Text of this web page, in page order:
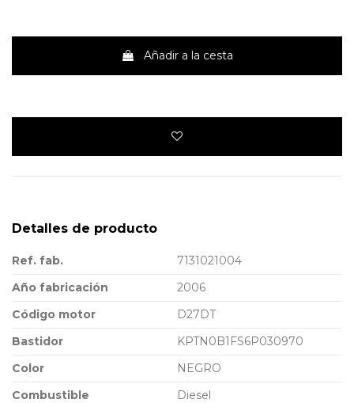
Añadir a la cesta
Detalles de producto
Ref. fab.
7131021004
Año fabricación
2006
Código motor
D27DT
Bastidor
KPTN0B1FS6P030970
Color
NEGRO
Combustible
Diesel